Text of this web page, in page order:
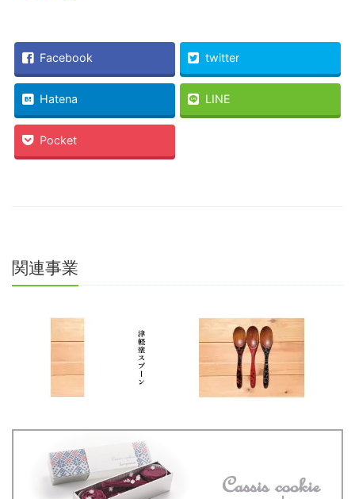
共
有
(新
し
い
ウ
ィ
ン
ド
ウ
開
ク
リ
ッ
ク
く
だ
し
す)
Facebook twitter
Hatena LINE
Pocket
関連事業